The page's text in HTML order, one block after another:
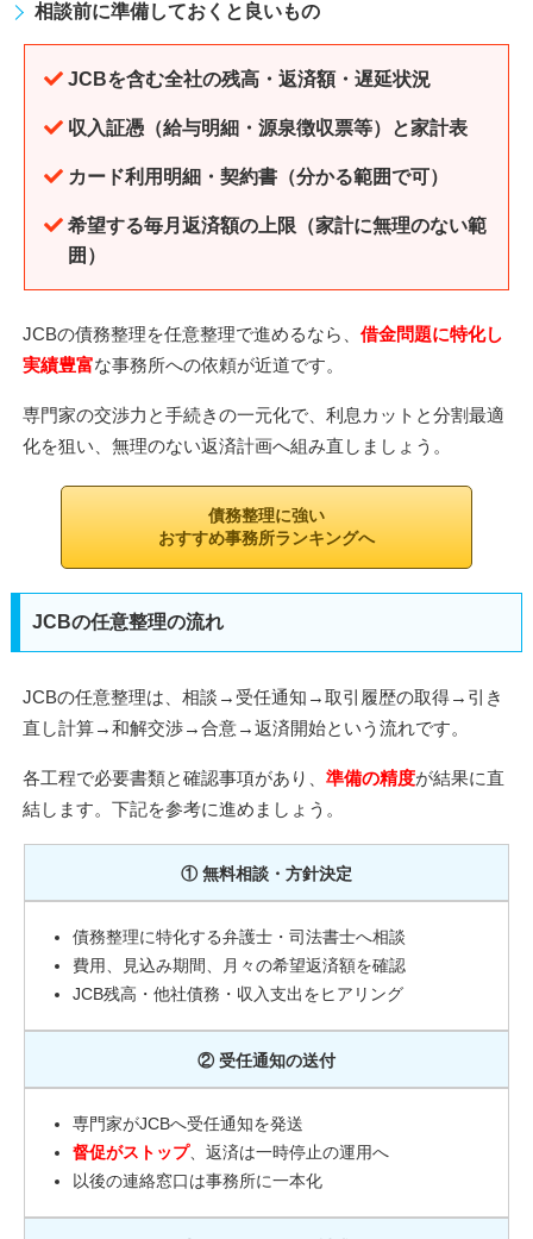
相談前に準備しておくと良いもの
JCBを含む全社の残高・返済額・遅延状況
収入証憑（給与明細・源泉徴収票等）と家計表
カード利用明細・契約書（分かる範囲で可）
希望する毎月返済額の上限（家計に無理のない範
囲）
JCBの債務整理を任意整理で進めるなら、 借金問題に特化し
実績豊富な事務所への依頼が近道です。
専門家の交渉力と手続きの一元化で、利息カットと分割最適
化を狙い、無理のない返済計画へ組み直しましょう。
債務整理に強い
おすすめ事務所ランキングへ
JCBの任意整理の流れ
JCBの任意整理は、相談→受任通知→取引履歴の取得→引き
直し計算→和解交渉→合意→返済開始という流れです。
各工程で必要書類と確認事項があり、 準備の精度が結果に直
結します。下記を参考に進めましょう。
① 無料相談・方針決定
債務整理に特化する弁護士・司法書士へ相談
費用、見込み期間、月々の希望返済額を確認
JCB残高・他社債務・収入支出をヒアリング
② 受任通知の送付
専門家がJCBへ受任通知を発送
督促がストップ、返済は一時停止の運用へ
以後の連絡窓口は事務所に一本化